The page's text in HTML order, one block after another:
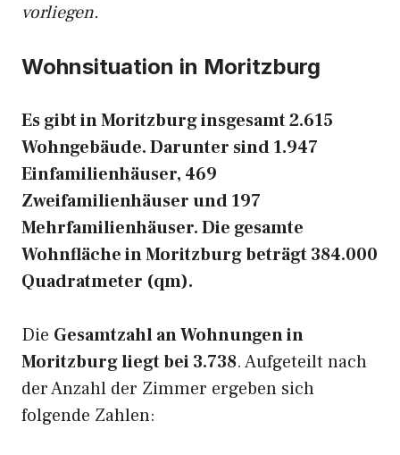
vorliegen.
Wohnsituation in Moritzburg
Es gibt in Moritzburg insgesamt 2.615
Wohngebäude. Darunter sind 1.947
Einfamilienhäuser, 469
Zweifamilienhäuser und 197
Mehrfamilienhäuser. Die gesamte
Wohnfläche in Moritzburg beträgt 384.000
Quadratmeter (qm).
Die Gesamtzahl an Wohnungen in
Moritzburg liegt bei 3.738. Aufgeteilt nach
der Anzahl der Zimmer ergeben sich
folgende Zahlen: